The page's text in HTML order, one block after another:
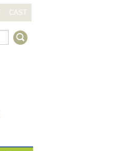
CAST